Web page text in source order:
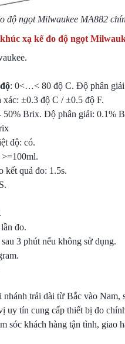
độ ngọt Milwaukee MA882
khúc xạ kế đo độ ngọt
: 0<…< 80 độ C. Độ phân
±0.3 độ C / ±0.5 độ F.
50% Brix. Độ phân giải: 0.1%
độ: có.
kết quả đo: 1.5s.
đo.
3 phút nếu không sử dụng.
nhánh trải dài từ Bắc vào Nam,
uy tín cung cấp thiết bị đo
sóc khách hàng tận tình, giao